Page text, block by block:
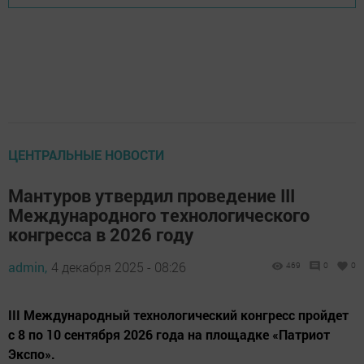
ЦЕНТРАЛЬНЫЕ НОВОСТИ
Мантуров утвердил проведение III
Международного технологического
конгресса в 2026 году
admin, 4 декабря 2025 - 08:26 469 0 0
III Международный технологический конгресс пройдет
с 8 по 10 сентября 2026 года на площадке «Патриот
Экспо».